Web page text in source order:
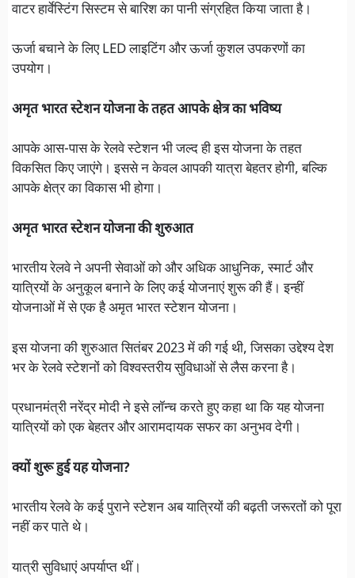
वाटर हार्वेस्टिंग सिस्टम से बारिश का पानी संग्रहित किया जाता है।
ऊर्जा बचाने के लिए LED लाइटिंग और ऊर्जा कुशल उपकरणों का
उपयोग।
अमृत भारत स्टेशन योजना के तहत आपके क्षेत्र का भविष्य
आपके आस-पास के रेलवे स्टेशन भी जल्द ही इस योजना के तहत
विकसित किए जाएंगे। इससे न केवल आपकी यात्रा बेहतर होगी, बल्कि
आपके क्षेत्र का विकास भी होगा।
अमृत भारत स्टेशन योजना की शुरुआत
भारतीय रेलवे ने अपनी सेवाओं को और अधिक आधुनिक, स्मार्ट और
यात्रियों के अनुकूल बनाने के लिए कई योजनाएं शुरू की हैं। इन्हीं
योजनाओं में से एक है अमृत भारत स्टेशन योजना।
इस योजना की शुरुआत सितंबर 2023 में की गई थी, जिसका उद्देश्य देश
भर के रेलवे स्टेशनों को विश्वस्तरीय सुविधाओं से लैस करना है।
प्रधानमंत्री नरेंद्र मोदी ने इसे लॉन्च करते हुए कहा था कि यह योजना
यात्रियों को एक बेहतर और आरामदायक सफर का अनुभव देगी।
क्यों शुरू हुई यह योजना?
भारतीय रेलवे के कई पुराने स्टेशन अब यात्रियों की बढ़ती जरूरतों को पूरा
नहीं कर पाते थे।
यात्री सुविधाएं अपर्याप्त थीं।